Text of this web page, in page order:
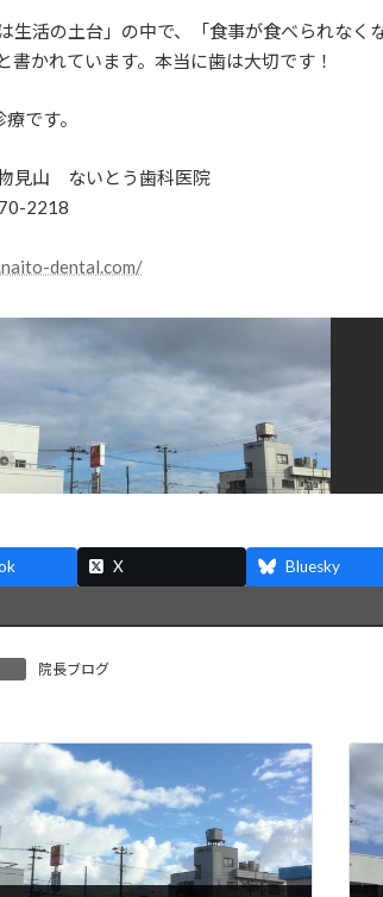
生活の土台」の中で、「食事が食べられなく
書かれています。本当に歯は大切です！
です。
見山 ないとう歯科医院
2218
dental.com/
X Bluesky
院長ブログ